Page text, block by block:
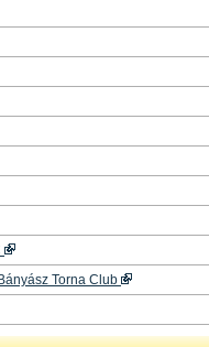
Torna Club